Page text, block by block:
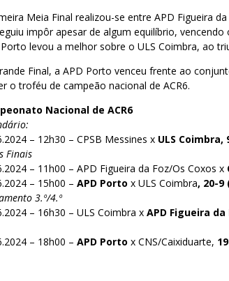
Meia Final realizou-se entre APD Figueira
impôr apesar de algum equilíbrio,
levou a melhor sobre o ULS Coimbra, ao
Final, a APD Porto venceu frente ao
o troféu de campeão nacional de ACR6.
Nacional de ACR6
– 12h30 – CPSB Messines x ULS Coimbra,
Finais
– 11h00 – APD Figueira da Foz/Os Coxos x
– 15h00 –APD Porto x ULS Coimbra, 20-9
3.º/4.º
– 16h30 – ULS Coimbra xAPD Figueira da
– 18h00 –APD Portox CNS/Caixiduarte,